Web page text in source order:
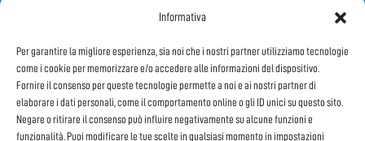
Informativa
Per garantire la migliore esperienza, sia noi che i nostri partner utilizziamo tecnologie
come i cookie per memorizzare e/o accedere alle informazioni del dispositivo.
Fornire il consenso per queste tecnologie permette a noi e ai nostri partner di
elaborare i dati personali, come il comportamento online o gli ID unici su questo sito.
Negare o ritirare il consenso può influire negativamente su alcune funzioni e
funzionalità. Puoi modificare le tue scelte in qualsiasi momento in impostazioni
Iscriviti alla Newsletter